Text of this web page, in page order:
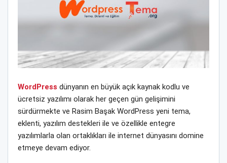
WordPress dünyanın en büyük açık kaynak kodlu ve
ücretsiz yazılımı olarak her geçen gün gelişimini
sürdürmekte ve Rasim Başak WordPress yeni tema,
eklenti, yazılım destekleri ile ve özellikle entegre
yazılımlarla olan ortaklıkları ile internet dünyasını domine
etmeye devam ediyor.